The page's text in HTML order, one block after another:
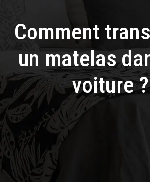
Comment
un matelas
voiture ?